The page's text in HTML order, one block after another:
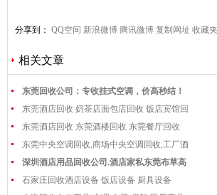
分享到： QQ空间 新浪微博 腾讯微博 复制网址 收藏夹
相关文章
东莞回收公司：专收挂式空调，价高秒结！
东莞酒店回收 奶茶店面包店回收 饭店宾馆回
东莞酒店回收 东莞酒楼回收 东莞餐厅回收
东莞中央空调回收,商场中央空调回收,工厂酒
深圳酒店用品回收公司.酒店家私东莞布草高
石家庄回收酒店设备 饭店设备 厨具设备